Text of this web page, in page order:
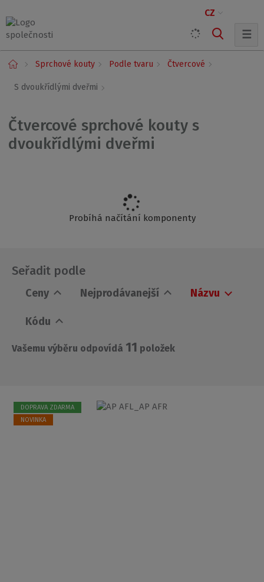
CZ
☰
Ú
o
í
s
t
Sprchové kouty Podle tvaru Čtvercové
S dvoukřídlými dveřmi
Čtvercové sprchové kouty s
dvoukřídlými dveřmi
Probíhá načítání komponenty
Seřadit podle
Ceny Nejprodávanejší Názvu
Kódu
Vašemu výběru odpovídá 11 položek
DOPRAVA ZDARMA
NOVINKA